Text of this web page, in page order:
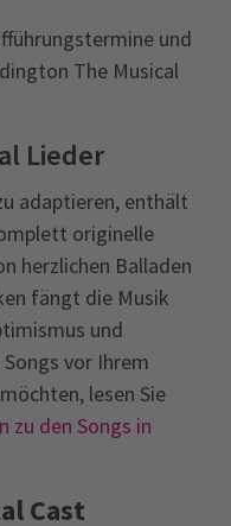
und
The Musical
Lieder
adaptieren, enthält
originelle
herzlichen Balladen
fängt die Musik
und
vor Ihrem
lesen Sie
den Songs in
Cast